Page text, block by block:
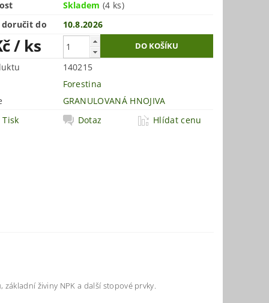
Skladem(4 ks)
doručit do
10.8.2026
/ ks
140215
Forestina
GRANULOVANÁ HNOJIVA
Tisk
Dotaz Hlídat cenu
živiny NPK a další stopové prvky.